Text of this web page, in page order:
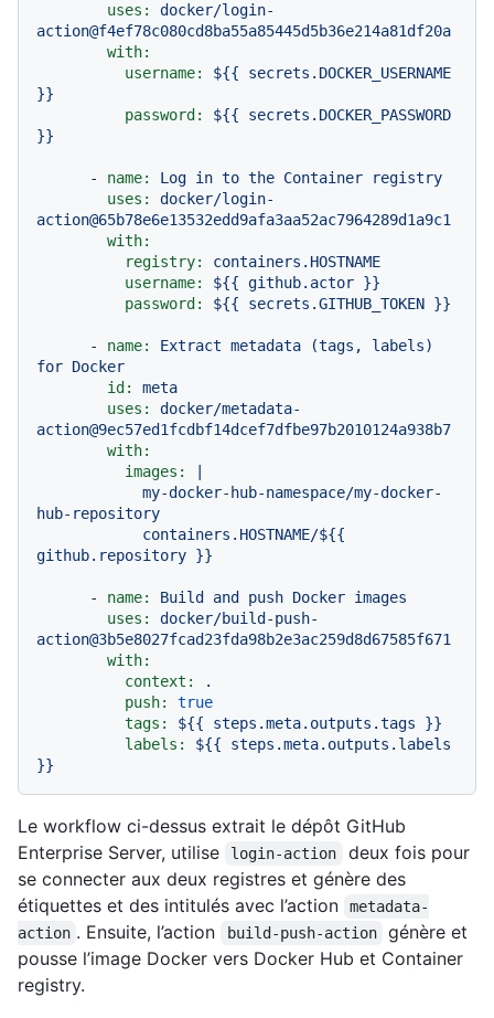
uses:
docker/login-
action@f4ef78c080cd8ba55a85445d5b36e214a81df20a
with:
username:
${{
secrets.DOCKER_USERNAME
}}
password:
${{
secrets.DOCKER_PASSWORD
}}
- name: Log in to the Container
registry
uses:
docker/login-
action@65b78e6e13532edd9afa3aa52ac7964289d1a9c1
with:
registry:
containers.HOSTNAME
username:
${{ github.actor }}
password:
${{ secrets.GITHUB_TOKEN }}
- name: Extract metadata (tags,
labels)
for Docker
id:
meta
uses:
docker/metadata-
action@9ec57ed1fcdbf14dcef7dfbe97b2010124a938b7
with:
images:
hub-repository
- name: Build and push Docker images
uses:
docker/build-push-
action@3b5e8027fcad23fda98b2e3ac259d8d67585f671
with:
context:
.
push:
true
tags:
${{ steps.meta.outputs.tags
}}
labels:
${{
steps.meta.outputs.labels
}}
Le workflow ci-dessus extrait le dépôt GitHub
Enterprise Server, utilise
login-action
deux fois pour
se connecter aux deux registres et génère des
étiquettes et des intitulés avec l’action
metadata-
action . Ensuite, l’action build-push-action
génère et
pousse l’image Docker vers Docker Hub et Container
registry.